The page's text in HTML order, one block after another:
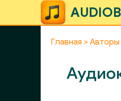
Главная Авторы